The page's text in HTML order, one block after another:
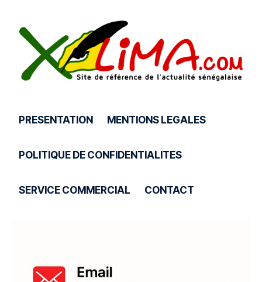
PRESENTATION MENTIONS LEGALES
POLITIQUE DE CONFIDENTIALITES
SERVICE COMMERCIAL CONTACT